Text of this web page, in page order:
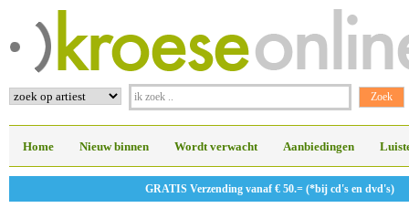
Home Nieuw binnen Wordt verwacht Aanbiedingen
GRATIS Verzending vanaf € 50.= (*bij cd's en dvd's)